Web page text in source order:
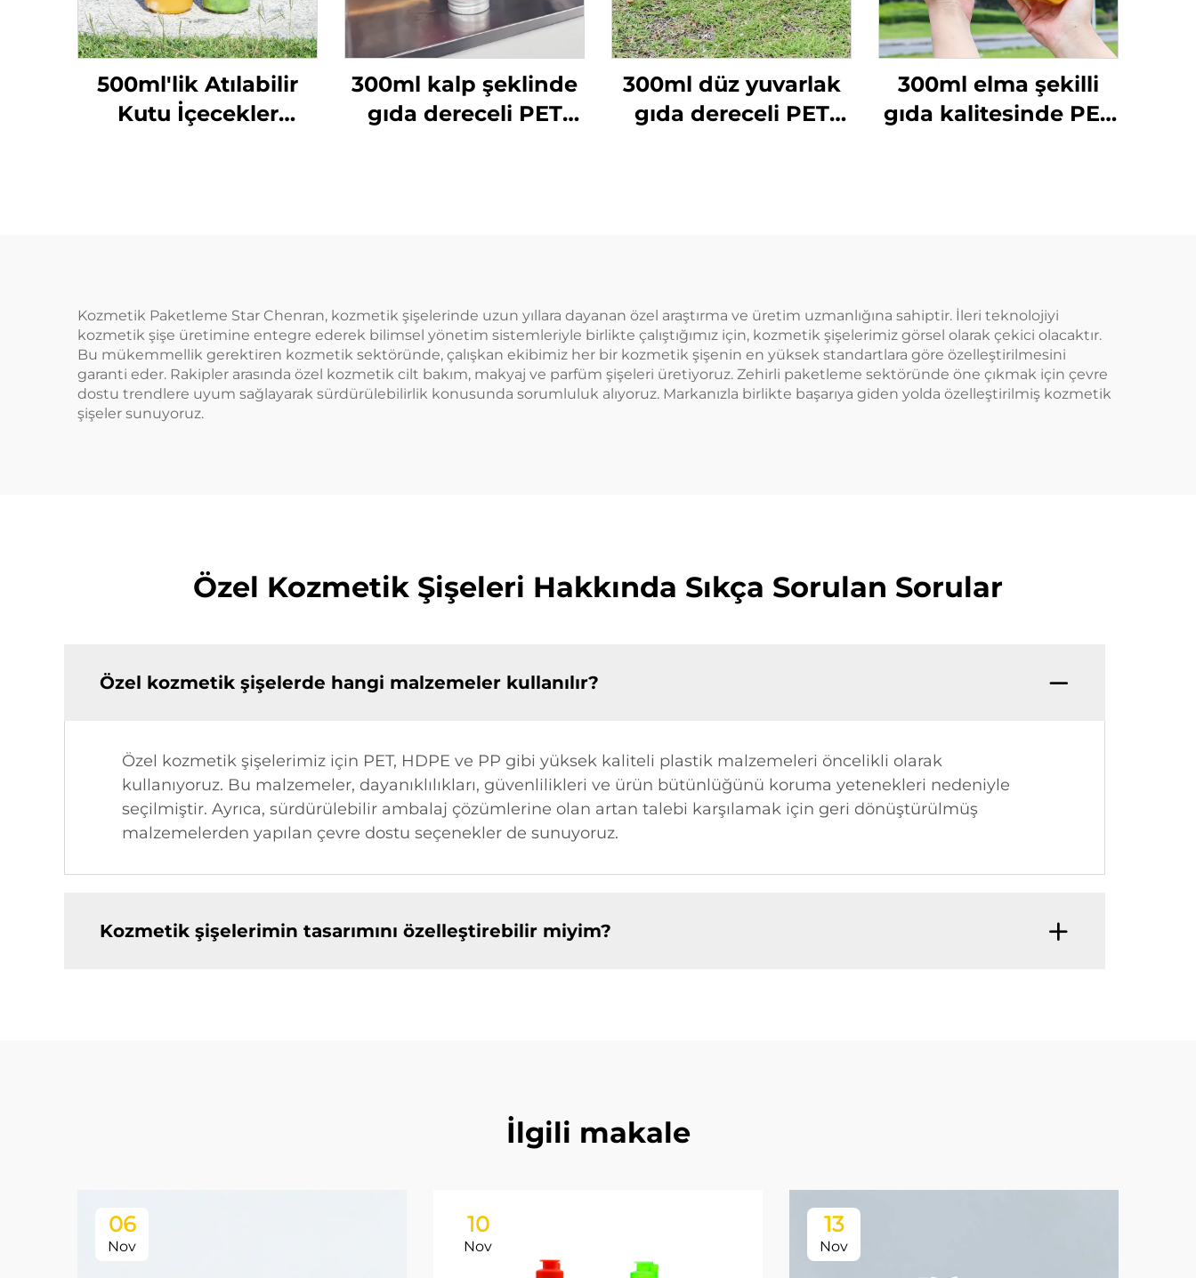
500ml'lik Atılabilir
Kutu İçecekler
300ml kalp şeklinde
gıda dereceli PET
300ml düz yuvarlak
gıda dereceli PET
300ml elma şekilli
gıda kalitesinde PET
Kozmetik Paketleme Star Chenran, kozmetik şişelerinde uzun yıllara dayanan özel araştırma ve üretim uzmanlığına sahiptir. İleri teknolojiyi
kozmetik şişe üretimine entegre ederek bilimsel yönetim sistemleriyle birlikte çalıştığımız için, kozmetik şişelerimiz görsel olarak çekici olacaktır.
Bu mükemmellik gerektiren kozmetik sektöründe, çalışkan ekibimiz her bir kozmetik şişenin en yüksek standartlara göre özelleştirilmesini
garanti eder. Rakipler arasında özel kozmetik cilt bakım, makyaj ve parfüm şişeleri üretiyoruz. Zehirli paketleme sektöründe öne çıkmak için çevre
dostu trendlere uyum sağlayarak sürdürülebilirlik konusunda sorumluluk alıyoruz. Markanızla birlikte başarıya giden yolda özelleştirilmiş kozmetik
şişeler sunuyoruz.
Özel Kozmetik Şişeleri Hakkında Sıkça Sorulan Sorular
Özel kozmetik şişelerde hangi malzemeler kullanılır?
Özel kozmetik şişelerimiz için PET, HDPE ve PP gibi yüksek kaliteli plastik malzemeleri öncelikli olarak
kullanıyoruz. Bu malzemeler, dayanıklılıkları, güvenlilikleri ve ürün bütünlüğünü koruma yetenekleri nedeniyle
seçilmiştir. Ayrıca, sürdürülebilir ambalaj çözümlerine olan artan talebi karşılamak için geri dönüştürülmüş
malzemelerden yapılan çevre dostu seçenekler de sunuyoruz.
Kozmetik şişelerimin tasarımını özelleştirebilir miyim?
İlgili makale
06
Nov
10
Nov
13
Nov